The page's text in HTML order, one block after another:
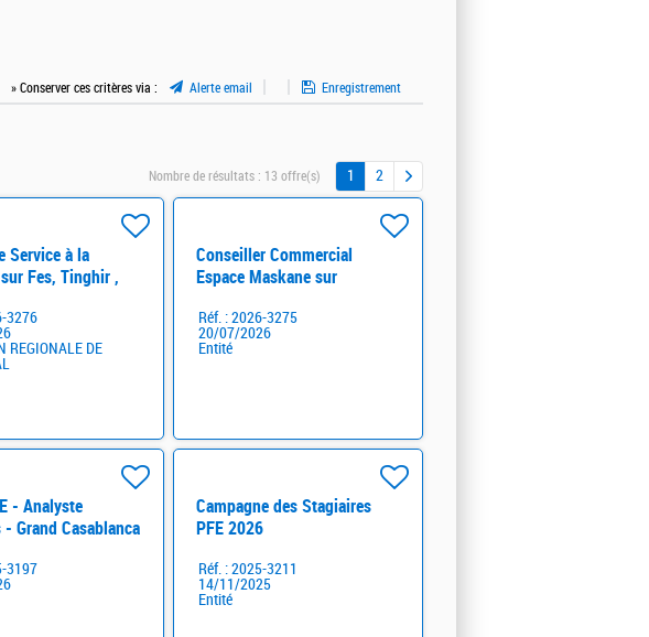
» Conserver ces critères via : Alerte email
Enregistrement
Nombre de résultats : 13 offre(s) 1 2
Service à la
Fes, Tinghir ,
3276
REGIONALE DE
Conseiller Commercial
Espace Maskane sur
Réf. : 2026-3275
20/07/2026
Entité
- Analyste
Grand Casablanca
3197
Campagne des Stagiaires
PFE 2026
Réf. : 2025-3211
14/11/2025
Entité